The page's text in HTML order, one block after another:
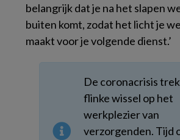
belangrijk dat je na het slapen
buiten komt, zodat het licht je
maakt voor je volgende dienst.’
De coronacrisis
flinke wissel op het
werkplezier van
verzorgenden. Tijd